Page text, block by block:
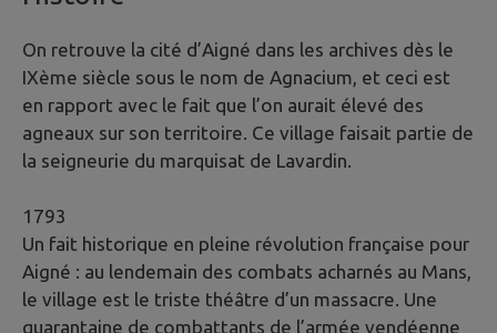
On retrouve la cité d’Aigné dans les archives dès le
IXème siècle sous le nom de Agnacium, et ceci est
en rapport avec le fait que l’on aurait élevé des
agneaux sur son territoire. Ce village faisait partie de
la seigneurie du marquisat de Lavardin.
1793
Un fait historique en pleine révolution française pour
Aigné : au lendemain des combats acharnés au Mans,
le village est le triste théâtre d’un massacre. Une
quarantaine de combattants de l’armée vendéenne